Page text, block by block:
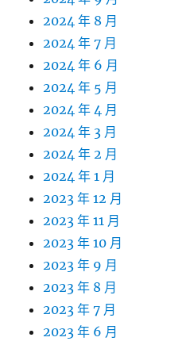
2024 年 8 月
2024 年 7 月
2024 年 6 月
2024 年 5 月
2024 年 4 月
2024 年 3 月
2024 年 2 月
2024 年 1 月
2023 年 12 月
2023 年 11 月
2023 年 10 月
2023 年 9 月
2023 年 8 月
2023 年 7 月
2023 年 6 月